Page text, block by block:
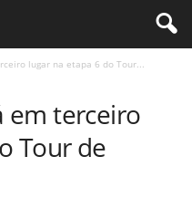
lugar na etapa 6 do Tour...
em terceiro
Tour de